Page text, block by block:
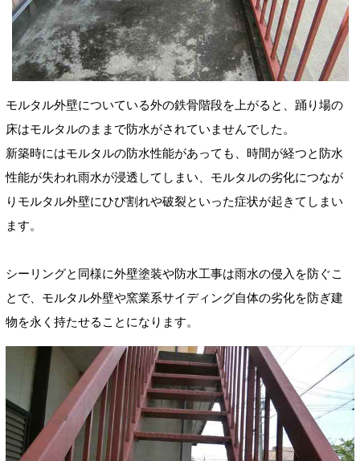
モルタル外壁についている外の鉄骨階段を上がると、踊り場の
床はモルタルのままで防水がされていませんでした。
新築時にはモルタルの防水性能があっても、時間が経つと防水
性能が失われ雨水が浸透してしまい、モルタルの劣化につなが
りモルタル外壁にひび割れや破裂といった症状が起きてしまい
ます。
シーリングと同様に外壁塗装や防水工事は雨水の侵入を防ぐこ
とで、モルタル外壁や窯業系サイディング自体の劣化を防ぎ建
物を永く持たせることになります。